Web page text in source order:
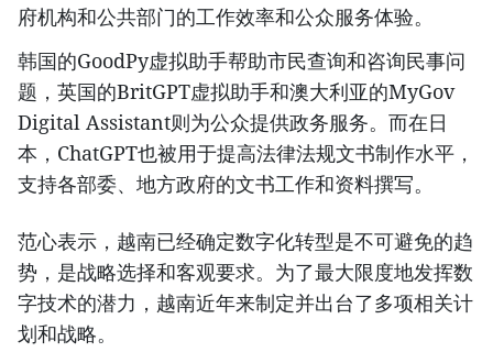
府机构和公共部门的工作效率和公众服务体验。
韩国的GoodPy虚拟助手帮助市民查询和咨询民事问
题，英国的BritGPT虚拟助手和澳大利亚的MyGov
Digital Assistant则为公众提供政务服务。而在日
本，ChatGPT也被用于提高法律法规文书制作水平，
支持各部委、地方政府的文书工作和资料撰写。
范心表示，越南已经确定数字化转型是不可避免的趋
势，是战略选择和客观要求。为了最大限度地发挥数
字技术的潜力，越南近年来制定并出台了多项相关计
划和战略。